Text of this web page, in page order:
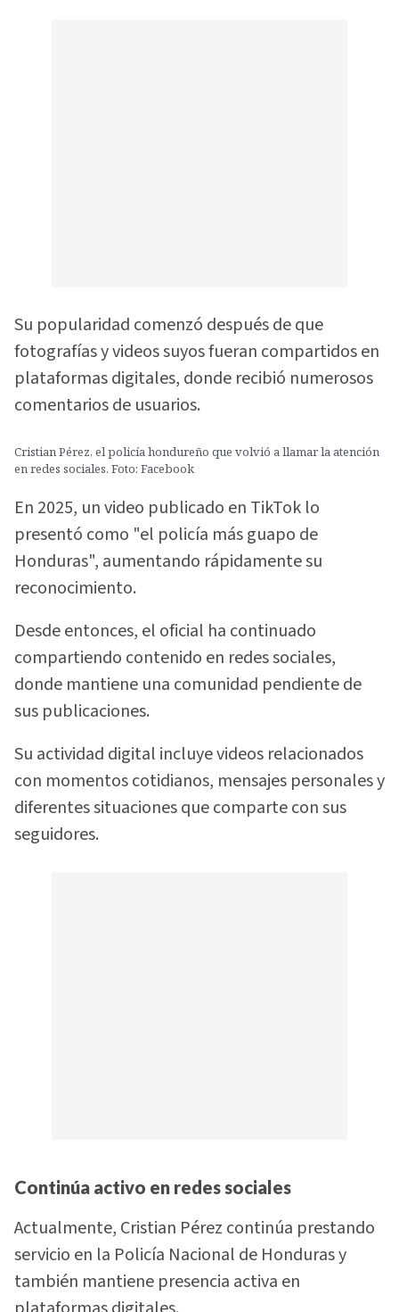
Su popularidad comenzó después de que
fotografías y videos suyos fueran compartidos en
plataformas digitales, donde recibió numerosos
comentarios de usuarios.
Cristian Pérez, el policía hondureño que volvió a llamar la atención
en redes sociales. Foto: Facebook
En 2025, un video publicado en TikTok lo
presentó como "el policía más guapo de
Honduras", aumentando rápidamente su
reconocimiento.
Desde entonces, el oficial ha continuado
compartiendo contenido en redes sociales,
donde mantiene una comunidad pendiente de
sus publicaciones.
Su actividad digital incluye videos relacionados
con momentos cotidianos, mensajes personales y
diferentes situaciones que comparte con sus
seguidores.
Continúa activo en redes sociales
Actualmente, Cristian Pérez continúa prestando
servicio en la Policía Nacional de Honduras y
también mantiene presencia activa en